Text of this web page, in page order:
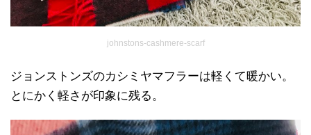
johnstons-cashmere-scarf
ジョンストンズのカシミヤマフラーは軽くて暖かい。
とにかく軽さが印象に残る。